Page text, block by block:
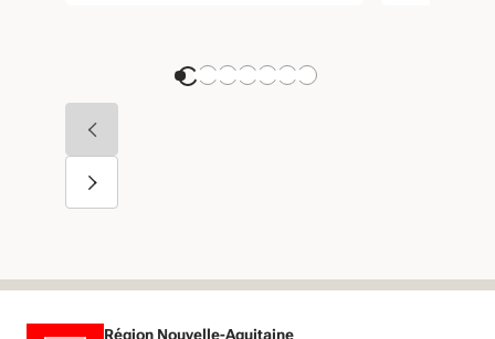
Région Nouvelle-Aquitaine